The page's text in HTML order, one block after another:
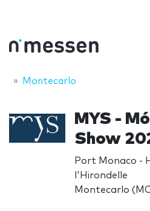
Montecarlo
MYS -
Show
Port Monaco -
l'Hirondelle
Montecarlo